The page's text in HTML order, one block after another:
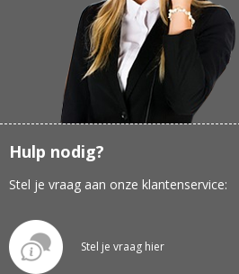
Hulp nodig?
Stel je vraag aan onze klantenservice:
Stel je vraag hier